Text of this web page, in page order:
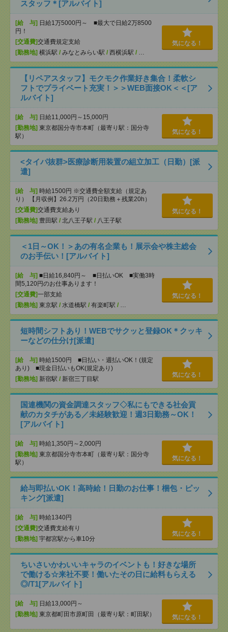
スタッフ＊[アルバイト]
[給 与] 日給1万5000円～ ■最大で日給2万8500
円！
[交通費]交通費規定支給
[勤務地] 横浜駅 / みなとみらい駅 / 西横浜駅 / …
気になる！
【リペアスタッフ】モクモク作業好き集合！柔軟シ
フトでプライベート充実！＞＞WEB面接OK＜＜[ア
ルバイト]
[給 与] 日給11,000円～15,000円
[勤務地] 東京都国分寺市本町（最寄り駅：国分寺
駅）
気になる！
<タイパ抜群>医療診断用装置の組立加工（日勤）[派
遣]
[給 与] 時給1500円 ※交通費全額支給（規定あ
り） 【月収例】26.2万円（20日勤務＋残業20h）
[交通費]交通費支給あり
[勤務地] 豊田駅 / 北八王子駅 / 八王子駅
気になる！
＜1日～OK！＞あの有名企業も！展示会や株主総会
のお手伝い！[アルバイト]
[給 与] ■日給16,840円～ ■日払いOK ■実働3時
間5,120円のお仕事あります！
[交通費]一部支給
[勤務地] 東京駅 / 水道橋駅 / 有楽町駅 / …
気になる！
短時間シフトあり！WEBでサクッと登録OK＊クッキ
ーなどの仕分け[派遣]
[給 与] 時給1500円 ■日払い・週払いOK！(規定
あり) ■現金日払いもOK(規定あり)
[勤務地] 新宿駅 / 新宿三丁目駅
気になる！
国連機関の資金調達スタッフ◇私にもできる社会貢
献のカタチがある／未経験歓迎！週3日勤務～OK！
[アルバイト]
[給 与] 時給1,350円～2,000円
[勤務地] 東京都国分寺市本町（最寄り駅：国分寺
駅）
気になる！
給与即払いOK！高時給！日勤のお仕事！梱包・ピッ
キング[派遣]
[給 与] 時給1340円
[交通費]交通費支給有り
[勤務地] 宇都宮駅から車10分
気になる！
ちいさいかわいいキャラのイベントも！好きな場所
で働ける☆来社不要！働いたその日に給料もらえる
◎/T1[アルバイト]
[給 与] 日給13,000円～
[勤務地] 東京都町田市原町田（最寄り駅：町田駅） 気になる！